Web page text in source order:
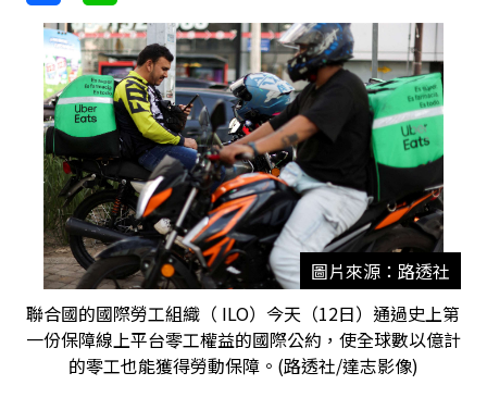
圖片來源：路透社
聯合國的國際勞工組織（ ILO）今天（12日）通過史上第
一份保障線上平台零工權益的國際公約，使全球數以億計
的零工也能獲得勞動保障。(路透社/達志影像)